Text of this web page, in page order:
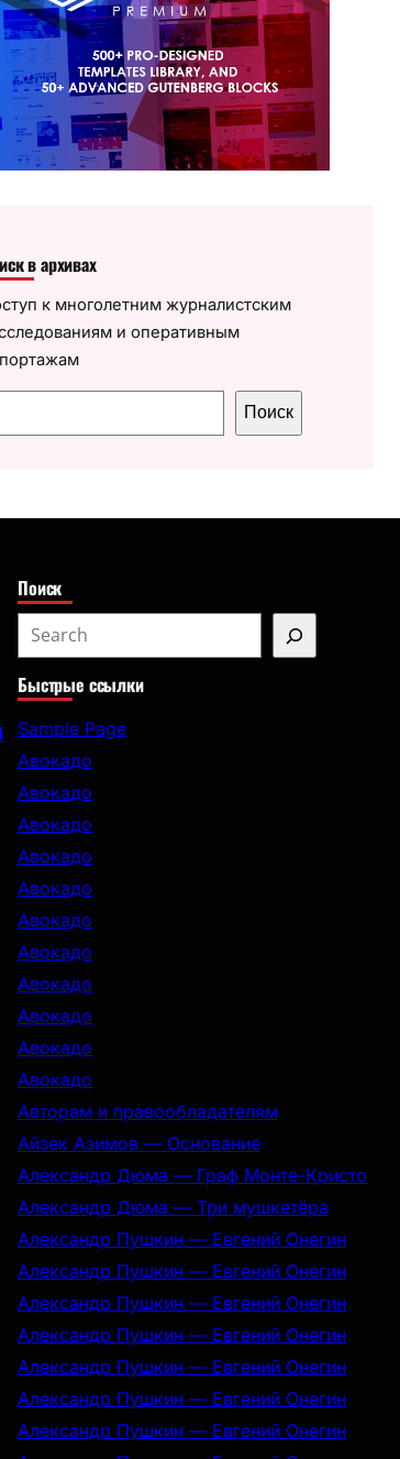
в архивах
к многолетним журналистским
и оперативным
Поиск
Поиск
e
a
r
c
h
Быстрые ссылки
Sample Page
Авокадо
Авокадо
Авокадо
Авокадо
Авокадо
Авокадо
Авокадо
Авокадо
Авокадо
Авокадо
Авокадо
Авторам и правообладателям
Айзек Азимов — Основание
Александр Дюма — Граф Монте-Кристо
Александр Дюма — Три мушкетёра
Александр Пушкин — Евгений Онегин
Александр Пушкин — Евгений Онегин
Александр Пушкин — Евгений Онегин
Александр Пушкин — Евгений Онегин
Александр Пушкин — Евгений Онегин
Александр Пушкин — Евгений Онегин
Александр Пушкин — Евгений Онегин